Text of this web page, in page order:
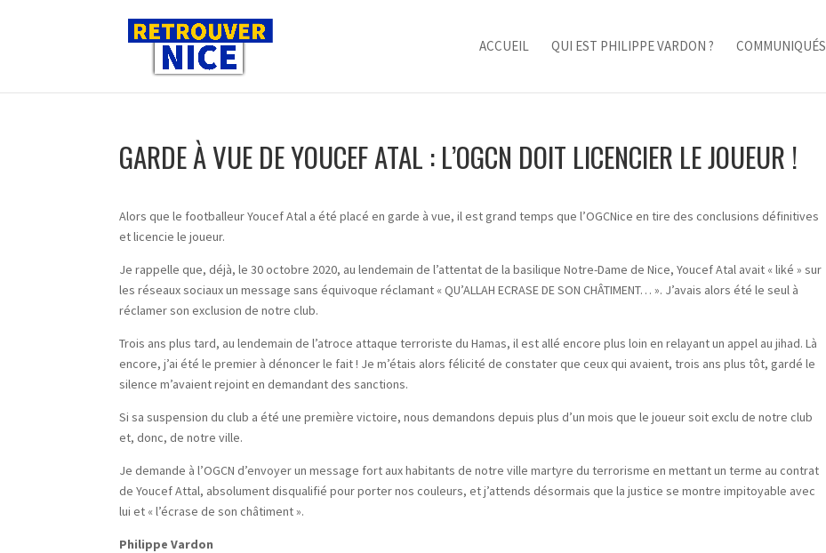
ACCUEIL QUI EST PHILIPPE VARDON ? COMMUNIQUÉS
GARDE À VUE DE YOUCEF ATAL : L’OGCN DOIT LICENCIER LE JOUEUR !
Alors que le footballeur Youcef Atal a été placé en garde à vue, il est grand temps que l’OGCNice en tire des conclusions définitives
et licencie le joueur.
Je rappelle que, déjà, le 30 octobre 2020, au lendemain de l’attentat de la basilique Notre-Dame de Nice, Youcef Atal avait « liké » sur
les réseaux sociaux un message sans équivoque réclamant « QU’ALLAH ECRASE DE SON CHÂTIMENT… ». J’avais alors été le seul à
réclamer son exclusion de notre club.
Trois ans plus tard, au lendemain de l’atroce attaque terroriste du Hamas, il est allé encore plus loin en relayant un appel au jihad. Là
encore, j’ai été le premier à dénoncer le fait ! Je m’étais alors félicité de constater que ceux qui avaient, trois ans plus tôt, gardé le
silence m’avaient rejoint en demandant des sanctions.
Si sa suspension du club a été une première victoire, nous demandons depuis plus d’un mois que le joueur soit exclu de notre club
et, donc, de notre ville.
Je demande à l’OGCN d’envoyer un message fort aux habitants de notre ville martyre du terrorisme en mettant un terme au contrat
de Youcef Attal, absolument disqualifié pour porter nos couleurs, et j’attends désormais que la justice se montre impitoyable avec
lui et « l’écrase de son châtiment ».
Philippe Vardon